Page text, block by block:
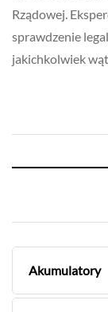
Rządowej.
sprawdzenie
jakichkolwiek
Akumulatory